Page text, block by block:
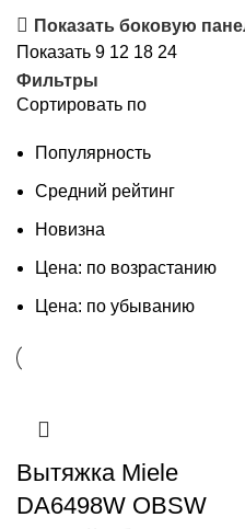
Показать боковую
Показать 9 12 18 24
Фильтры
Сортировать по
Популярность
Средний рейтинг
Новизна
Цена: по возрастанию
Цена: по убыванию
Вытяжка Miele
DA6498W OBSW